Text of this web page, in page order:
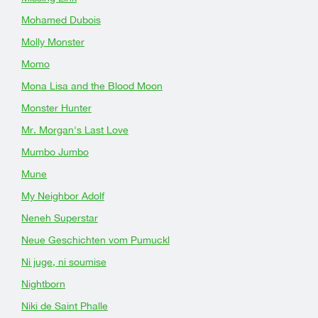
Mohamed Dubois
Molly Monster
Momo
Mona Lisa and the Blood Moon
Monster Hunter
Mr. Morgan's Last Love
Mumbo Jumbo
Mune
My Neighbor Adolf
Neneh Superstar
Neue Geschichten vom Pumuckl
Ni juge, ni soumise
Nightborn
Niki de Saint Phalle